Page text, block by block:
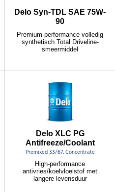
Delo Syn-TDL SAE 75W-
90
Premium performance volledig
synthetisch Total Driveline-
smeermiddel
Delo XLC PG
Antifreeze/Coolant
Premixed 33/67, Concentrate
High-performance
antivries/koelvloeistof met
langere levensduur